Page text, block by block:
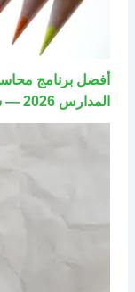
أفضل برنامج
المدارس 2026 — سيلز اب